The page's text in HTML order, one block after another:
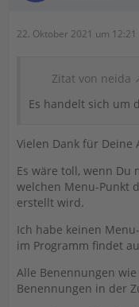
22. Oktober 2021 um 12:21
Zitat von neida
Es handelt sich um
Vielen Dank für Deine
Es wäre toll, wenn Du
welchen Menu-Punkt
erstellt wird.
Ich habe keinen
im Programm findet
Alle Benennungen wie
Benennungen in der